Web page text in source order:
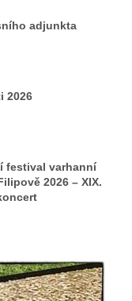
v
adjunkta
2026
festival varhanní
2026 – XIX.